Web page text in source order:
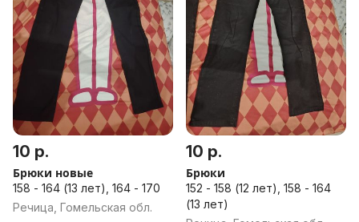
10 р.
Брюки новые
158 - 164 (13 лет), 164 - 170
Речица, Гомельская обл.
10 р.
Брюки
152 - 158 (12 лет), 158 - 164
(13 лет)